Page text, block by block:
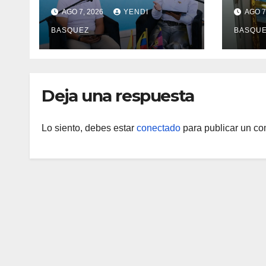
salud en Aragua con la
reinauguración del CDI
La Mora
AGO 7, 2026 YENDI
BASQUEZ
II AGO
Deja una respuesta
Lo siento, debes estar conectado para publicar un